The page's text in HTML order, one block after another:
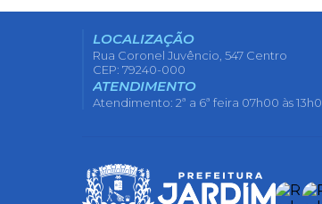
LOCALIZAÇÃO
Rua Coronel Juvêncio, 547 Centro
CEP: 79240-000
ATENDIMENTO
Atendimento: 2ª a 6ª feira 07h00 às